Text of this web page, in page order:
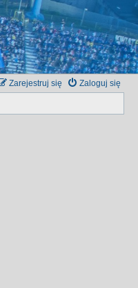
Zaloguj się
Zarejestruj się